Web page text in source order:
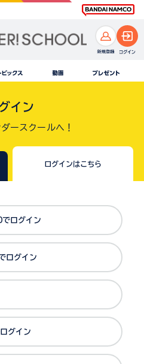
イン
ースクールへ！
ログインはこちら
ダイナムコ IDでログイン
IDでログイン
グイン